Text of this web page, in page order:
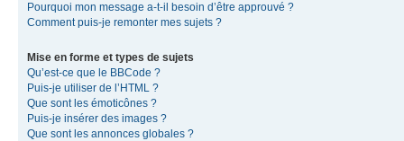
Pourquoi mon message a-t-il besoin d’être approuvé ?
Comment puis-je remonter mes sujets ?
Mise en forme et types de sujets
Qu’est-ce que le BBCode ?
Puis-je utiliser de l’HTML ?
Que sont les émoticônes ?
Puis-je insérer des images ?
Que sont les annonces globales ?